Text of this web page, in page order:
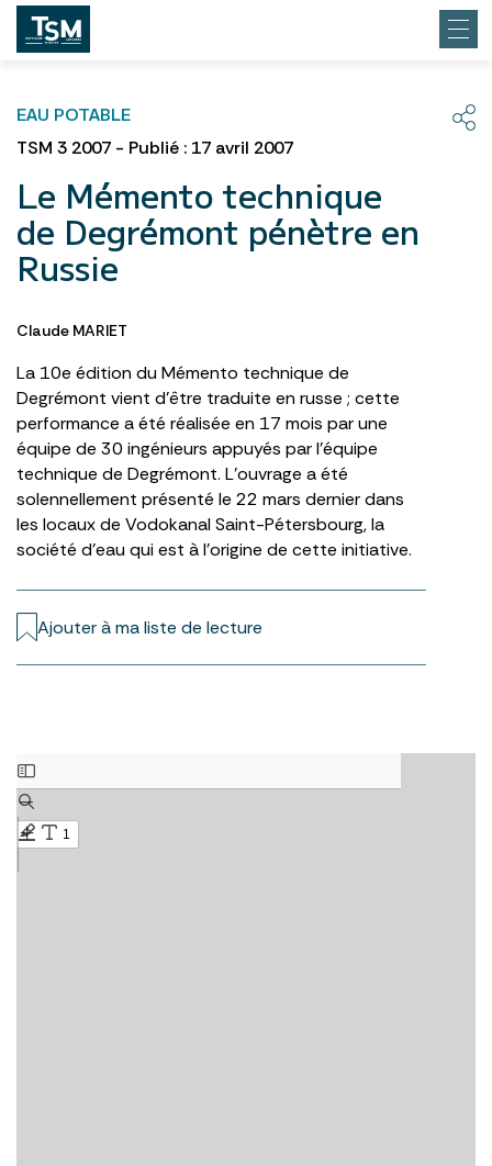
EAU POTABLE
TSM 3 2007 - Publié : 17 avril 2007
Le Mémento technique
de Degrémont pénètre en
Russie
Claude MARIET
La 10e édition du Mémento technique de
Degrémont vient d’être traduite en russe ; cette
performance a été réalisée en 17 mois par une
équipe de 30 ingénieurs appuyés par l’équipe
technique de Degrémont. L’ouvrage a été
solennellement présenté le 22 mars dernier dans
les locaux de Vodokanal Saint-Pétersbourg, la
société d’eau qui est à l’origine de cette initiative.
Ajouter à ma liste de lecture